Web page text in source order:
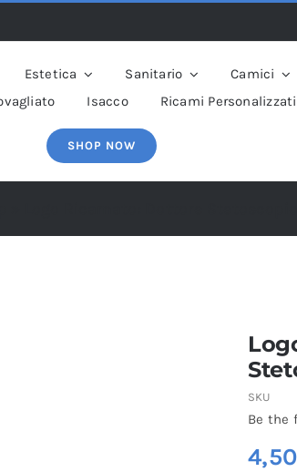
Estetica Sanitario Camici
Isacco Ricami Personalizzati
SHOP NOW
SKU
Be the
4,50